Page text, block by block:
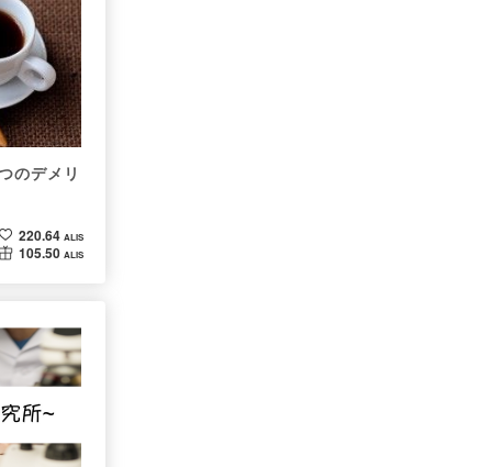
のデメリ
220.64 ALIS
105.50 ALIS